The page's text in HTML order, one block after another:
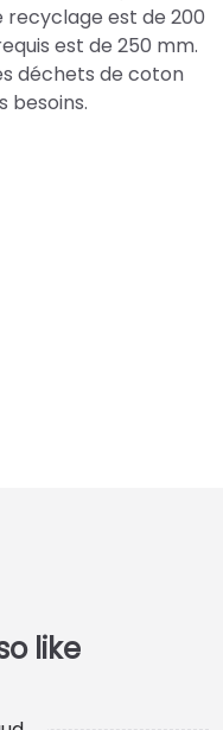
est de 200
est de 250 mm.
déchets de coton
besoins.